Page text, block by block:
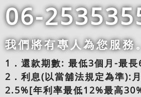
06-
我們將有專人為您服務。
1．還款期數: 最低3個月-最長
2．利息(以當舖法規定為準):
2.5%[年利率最低12%最高